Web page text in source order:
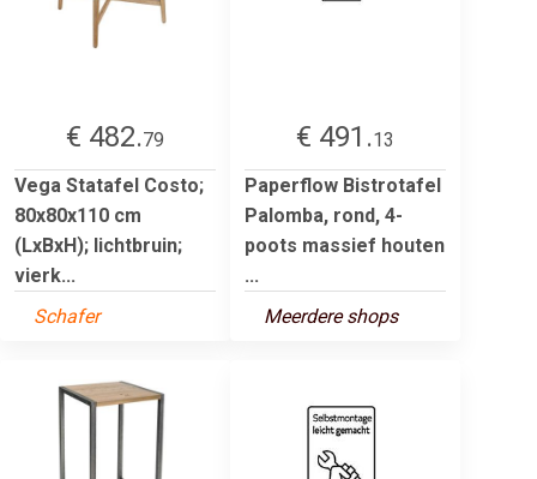
€ 482.79
Vega Statafel Costo;
80x80x110 cm
(LxBxH); lichtbruin;
vierk...
Schafer
€ 491.13
Paperflow Bistrotafel
Palomba, rond, 4-
poots massief houten
...
Meerdere shops